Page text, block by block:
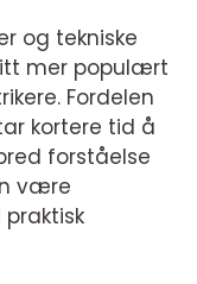
og tekniske
mer populært
Fordelen
kortere tid å
forståelse
være